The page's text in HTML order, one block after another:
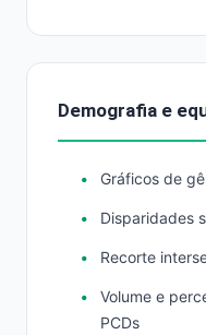
Demografia e
Gráficos de
Disparidades
Recorte
Volume e
PCDs